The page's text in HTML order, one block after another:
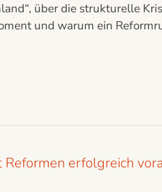
über die strukturelle
und warum ein
erfolgreich